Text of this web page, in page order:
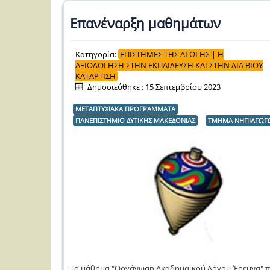
Επανέναρξη μαθημάτων
Κατηγορία: ΕΠΙΣΤΗΜΕΣ ΤΗΣ ΑΓΩΓΗΣ | Η
ΑΞΙΟΛΟΓΗΣΗ ΣΤΗΝ ΕΚΠΑΙΔΕΥΣΗ ΚΑΙ ΣΤΗΝ ΔΙΑ ΒΙΟΥ
ΚΑΤΑΡΤΙΣΗ
Δημοσιεύθηκε : 15 Σεπτεμβρίου 2023
ΜΕΤΑΠΤΥΧΙΑΚΑ ΠΡΟΓΡΑΜΜΑΤΑ
ΠΑΝΕΠΙΣΤΗΜΙΟ ΔΥΤΙΚΗΣ ΜΑΚΕΔΟΝΙΑΣ
ΤΜΗΜΑ